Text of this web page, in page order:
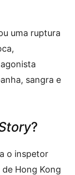
uma ruptura
sangra e
?
o inspetor
Hong Kong